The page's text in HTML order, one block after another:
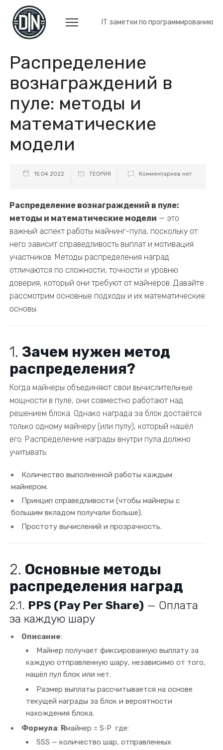
IT заметки по программированию
Распределение
вознаграждений в
пуле: методы и
математические
модели
15.04.2022 ТЕОРИЯ Комментариев нет
Распределение вознаграждений в пуле:
методы и математические модели — это
важный аспект работы майнинг-пула, поскольку от
него зависит справедливость выплат и мотивация
участников. Методы распределения наград
отличаются по сложности, точности и уровню
доверия, который они требуют от майнеров. Давайте
рассмотрим основные подходы и их математические
основы.
1. Зачем нужен метод
распределения?
Когда майнеры объединяют свои вычислительные
мощности в пуле, они совместно работают над
решением блока. Однако награда за блок достаётся
только одному майнеру (или пулу), который нашёл
его. Распределение награды внутри пула должно
учитывать:
Количество выполненной работы каждым
майнером.
Принцип справедливости (чтобы майнеры с
большим вкладом получали больше).
Простоту вычислений и прозрачность.
2. Основные методы
распределения наград
2.1. PPS (Pay Per Share) — Оплата
за каждую шару
Описание:
Майнер получает фиксированную выплату за
каждую отправленную шару, независимо от того,
нашёл пул блок или нет.
Размер выплаты рассчитывается на основе
текущей награды за блок и вероятности
нахождения блока.
Формула: Rмайнер = S⋅P где:
SSS — количество шар, отправленных